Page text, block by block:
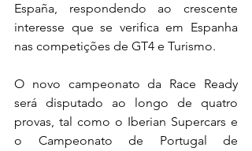
España, respondendo ao crescente
interesse que se verifica em Espanha
nas competições de GT4 e Turismo.
O novo campeonato da Race Ready
será disputado ao longo de quatro
provas, tal como o Iberian Supercars e
o Campeonato de Portugal de